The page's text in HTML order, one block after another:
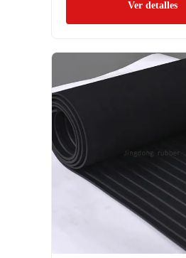
Ver detalles